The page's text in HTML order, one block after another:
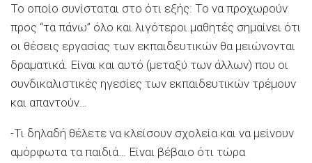
Το οποίο συνίσταται στο ότι εξής: Το να προχωρούν
προς “τα πάνω” όλο και λιγότεροι μαθητές σημαίνει ότι
οι θέσεις εργασίας των εκπαιδευτικών θα μειώνονται
δραματικά. Είναι και αυτό (μεταξύ των άλλων) που οι
συνδικαλιστικές ηγεσίες των εκπαιδευτικών τρέμουν
και απαντούν…
-Τι δηλαδή θέλετε να κλείσουν σχολεία και να μείνουν
αμόρφωτα τα παιδιά… Είναι βέβαιο ότι τώρα